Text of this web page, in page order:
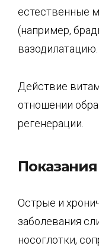
естественные
(например,
вазодилатацию.
Действие
отношении
регенерации.
Острые и
заболевания
носоглотки,